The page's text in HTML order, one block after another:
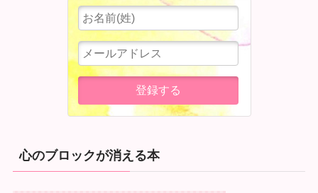
心のブロックが消える本